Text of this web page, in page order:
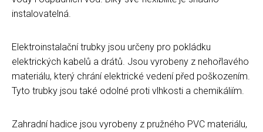
instalovatelná.
Elektroinstalační trubky jsou určeny pro pokládku
elektrických kabelů a drátů. Jsou vyrobeny z nehořlavého
materiálu, který chrání elektrické vedení před poškozením.
Tyto trubky jsou také odolné proti vlhkosti a chemikáliím.
Zahradní hadice jsou vyrobeny z pružného PVC materiálu,